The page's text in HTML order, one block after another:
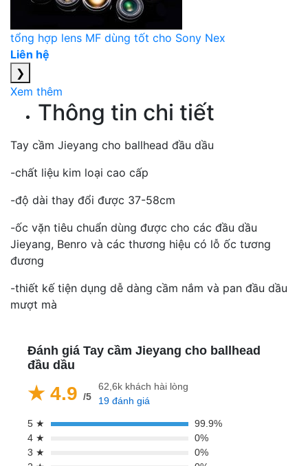
tổng hợp lens MF dùng tốt cho Sony Nex
Liên hệ
❯
Xem thêm
Thông tin chi tiết
Tay cầm Jieyang cho ballhead đầu dầu
-chất liệu kim loại cao cấp
-độ dài thay đổi được 37-58cm
-ốc vặn tiêu chuẩn dùng được cho các đầu dầu
Jieyang, Benro và các thương hiệu có lỗ ốc tương
đương
-thiết kế tiện dụng dễ dàng cầm nắm và pan đầu dầu
mượt mà
Đánh giá Tay cầm Jieyang cho ballhead
đầu dầu
★ 4.9 /5
62,6k khách hài lòng
19 đánh giá
5 ★
99.9%
4 ★
0%
3 ★
0%